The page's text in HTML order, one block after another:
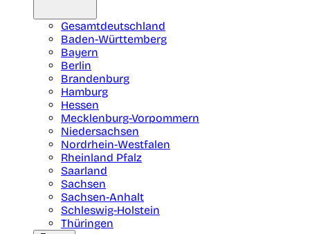
Gesamtdeutschland
Baden-Württemberg
Bayern
Berlin
Brandenburg
Hamburg
Hessen
Mecklenburg-Vorpommern
Niedersachsen
Nordrhein-Westfalen
Rheinland Pfalz
Saarland
Sachsen
Sachsen-Anhalt
Schleswig-Holstein
Thüringen